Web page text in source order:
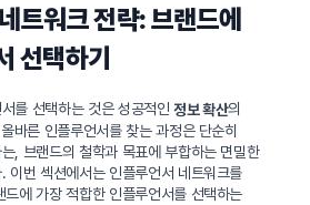
트워크 전략: 브랜드에
선택하기
를 선택하는 것은 성공적인정보 확산의
바른 인플루언서를 찾는 과정은 단순히
, 브랜드의 철학과 목표에 부합하는 면밀한
이번 섹션에서는 인플루언서 네트워크를
에 가장 적합한 인플루언서를 선택하는